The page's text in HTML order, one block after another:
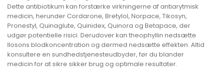
Dette antibiotikum kan forstærke virkningerne af antiarytmisk
medicin, herunder Cordarone, Bretylol, Norpace, Tikosyn,
Pronestyl, Quinaglute, Quinidex, Quinora og Betapace, der
udgør potentielle risici. Derudover kan theophyllin nedsætte
Ilosons blodkoncentration og dermed nedsætte effekten. Altid
konsultere en sundhedstjenesteudbyder, før du blander
medicin for at sikre sikker brug og optimale resultater.